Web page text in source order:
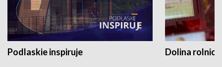
Podlaskie inspiruje Dolina